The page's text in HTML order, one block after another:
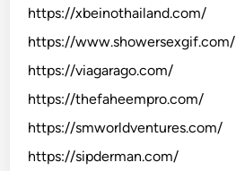
https://xbeinothailand.com/
https://www.showersexgif.com/
https://viagarago.com/
https://thefaheempro.com/
https://smworldventures.com/
https://sipderman.com/